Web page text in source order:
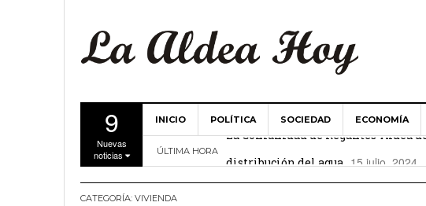
9
Nuevas
noticias
INICIO POLÍTICA SOCIEDAD ECONOMÍA
ÚLTIMA HORA
La Comunidad de Regantes
El Ayuntamiento de La Aldea de
CATEGORÍA: VIVIENDA